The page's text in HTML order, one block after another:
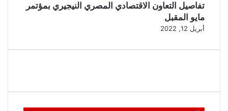
تفاصيل التعاون الاقتصادي المصري النيجيري بمؤتمر
مايو المقبل
أبريل 12, 2022